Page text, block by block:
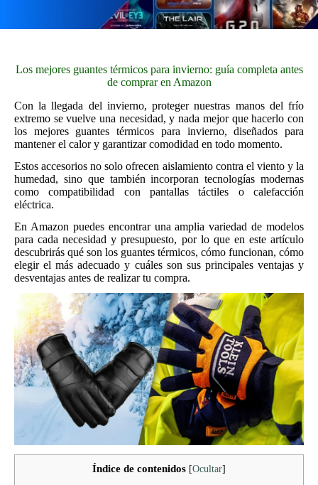
Los mejores guantes térmicos para invierno: guía completa antes
de comprar en Amazon
Con la llegada del invierno, proteger nuestras manos del frío
extremo se vuelve una necesidad, y nada mejor que hacerlo con
los mejores guantes térmicos para invierno, diseñados para
mantener el calor y garantizar comodidad en todo momento.
Estos accesorios no solo ofrecen aislamiento contra el viento y la
humedad, sino que también incorporan tecnologías modernas
como compatibilidad con pantallas táctiles o calefacción
eléctrica.
En Amazon puedes encontrar una amplia variedad de modelos
para cada necesidad y presupuesto, por lo que en este artículo
descubrirás qué son los guantes térmicos, cómo funcionan, cómo
elegir el más adecuado y cuáles son sus principales ventajas y
desventajas antes de realizar tu compra.
Índice de contenidos [Ocultar]